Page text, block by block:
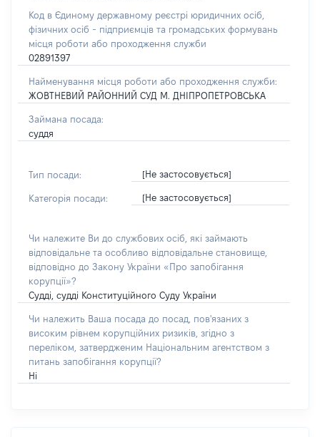
Код в Єдиному державному реєстрі юридичних осіб,
фізичних осіб - підприємців та громадських формувань
місця роботи або проходження служби
02891397
Найменування місця роботи або проходження служби:
ЖОВТНЕВИЙ РАЙОННИЙ СУД М. ДНІПРОПЕТРОВСЬКА
Займана посада:
суддя
Тип посади: [Не застосовується]
Категорія посади: [Не застосовується]
Чи належите Ви до службових осіб, які займають
відповідальне та особливо відповідальне становище,
відповідно до Закону України «Про запобігання
корупції»?
Судді, судді Конституційного Суду України
Чи належить Ваша посада до посад, пов'язаних з
високим рівнем корупційних ризиків, згідно з
переліком, затвердженим Національним агентством з
питань запобігання корупції?
Ні